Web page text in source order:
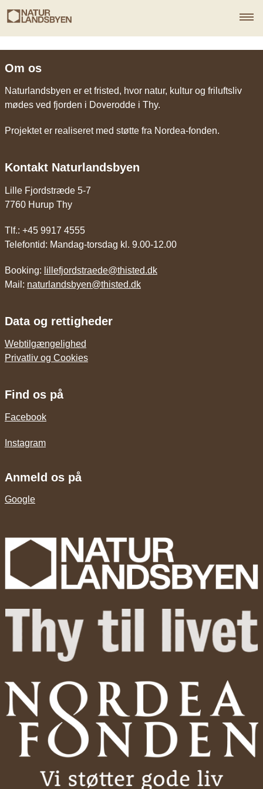
Om os
Naturlandsbyen er et fristed, hvor natur, kultur og friluftsliv
mødes ved fjorden i Doverodde i Thy.
Projektet er realiseret med støtte fra Nordea-fonden.
Kontakt Naturlandsbyen
Lille Fjordstræde 5-7
7760 Hurup Thy
Tlf.: +45 9917 4555
Telefontid: Mandag-torsdag kl. 9.00-12.00
Booking: lillefjordstraede@thisted.dk
Mail: naturlandsbyen@thisted.dk
Data og rettigheder
Webtilgængelighed
Privatliv og Cookies
Find os på
Facebook
Instagram
Anmeld os på
Google